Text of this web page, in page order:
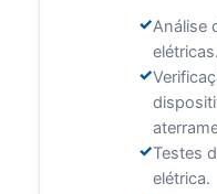
Análise
elétricas.
Testes
elétrica.